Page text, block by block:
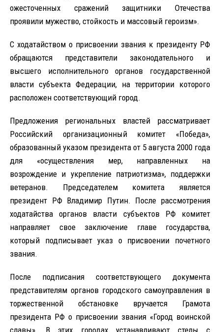
ожесточенных сражений защитники Отечества
проявили мужество, стойкость и массовый героизм».
С ходатайством о присвоении звания к президенту РФ
обращаются представители законодательного и
высшего исполнительного органов государственной
власти субъекта Федерации, на территории которого
расположен соответствующий город.
Предложения региональных властей рассматривает
Российский организационный комитет «Победа»,
образованный указом президента от 5 августа 2000 года
для «осуществления мер, направленных на
возрождение и укрепление патриотизма», поддержки
ветеранов. Председателем комитета является
президент РФ Владимир Путин. После рассмотрения
ходатайства органов власти субъектов РФ комитет
направляет свое заключение главе государства,
который подписывает указ о присвоении почетного
звания.
После подписания соответствующего документа
представителям органов городского самоуправления в
торжественной обстановке вручается Грамота
президента РФ о присвоении звания «Город воинской
славы». В этих городах устанавливают стелы с